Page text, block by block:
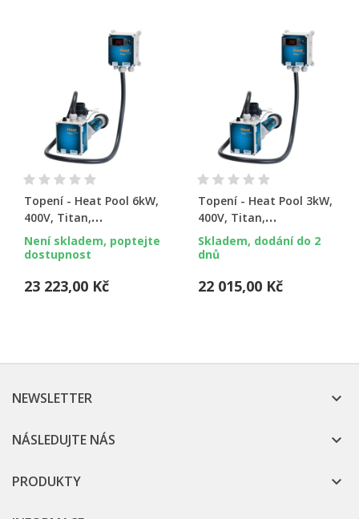
Topení - Heat Pool 6kW,
400V, Titan,
el.průt.spínač,dig.termostat
Není skladem, poptejte
dostupnost
23 223,00 Kč
Topení - Heat Pool 3kW,
400V, Titan,
el.průt.spínač,dig.termostat
Skladem, dodání do 2
dnů
22 015,00 Kč
NEWSLETTER 
NÁSLEDUJTE NÁS 
PRODUKTY 